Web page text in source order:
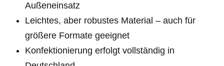
Außeneinsatz
Leichtes, aber robustes Material – auch für
größere Formate geeignet
Konfektionierung erfolgt vollständig in